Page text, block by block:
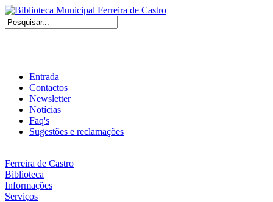
Entrada
Contactos
Newsletter
Notícias
Faq's
Sugestões e reclamações
Ferreira de Castro
Biblioteca
Informações
Serviços